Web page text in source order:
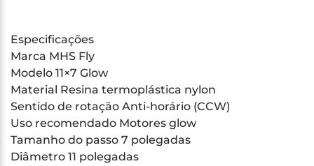
Especificações
Marca MHS Fly
Modelo 11×7 Glow
Material Resina termoplástica nylon
Sentido de rotação Anti-horário (CCW)
Uso recomendado Motores glow
Tamanho do passo 7 polegadas
Diâmetro 11 polegadas